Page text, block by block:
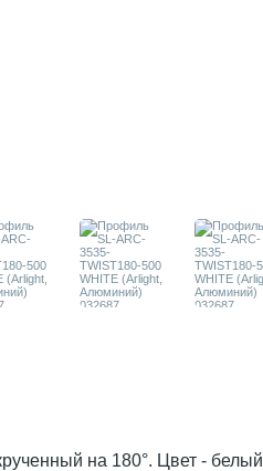
на 180°. Цвет - белый